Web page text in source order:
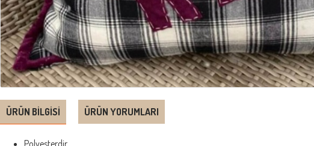
ÜRÜN BILGISI ÜRÜN YORUMLARI
Polyesterdir.